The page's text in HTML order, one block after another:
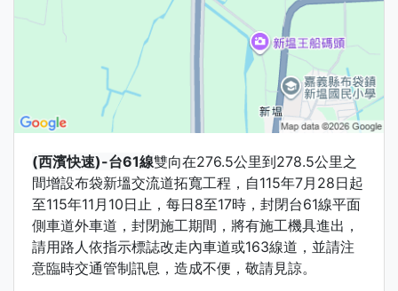
(西濱快速)-台61線雙向在276.5公里到278.5公里之
間增設布袋新塭交流道拓寬工程，自115年7月28日起
至115年11月10日止，每日8至17時，封閉台61線平面
側車道外車道，封閉施工期間，將有施工機具進出，
請用路人依指示標誌改走內車道或163線道，並請注
意臨時交通管制訊息，造成不便，敬請見諒。